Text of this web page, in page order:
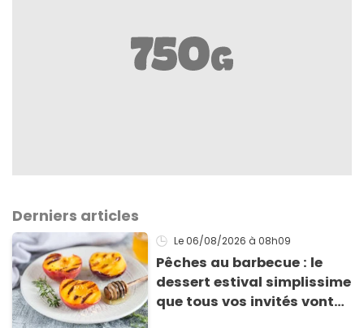
Derniers articles
Le 06/08/2026 à 08h09
Pêches au barbecue : le
dessert estival simplissime
que tous vos invités vont